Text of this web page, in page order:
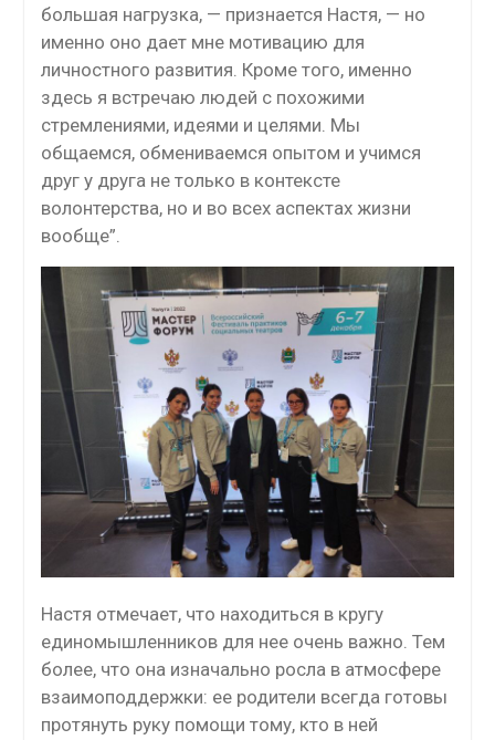
большая нагрузка, — признается Настя, — но
именно оно дает мне мотивацию для
личностного развития. Кроме того, именно
здесь я встречаю людей с похожими
стремлениями, идеями и целями. Мы
общаемся, обмениваемся опытом и учимся
друг у друга не только в контексте
волонтерства, но и во всех аспектах жизни
вообще”.
Настя отмечает, что находиться в кругу
единомышленников для нее очень важно. Тем
более, что она изначально росла в атмосфере
взаимоподдержки: ее родители всегда готовы
протянуть руку помощи тому, кто в ней